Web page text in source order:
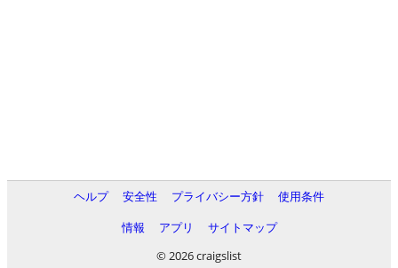
ヘルプ 安全性 プライバシー方針
使用条件
情報
アプリ
サイトマップ
© 2026 craigslist